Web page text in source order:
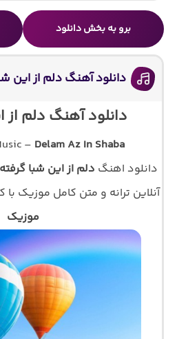
برو به بخش دانلود
دانلود آهنگ دلم از این
دانلود آهنگ دلم از
– Delam Az In Shaba
دانلود اهنگ دلم از این شبا گرفته
آنلاین ترانه و متن کامل موزیک با
موزیک